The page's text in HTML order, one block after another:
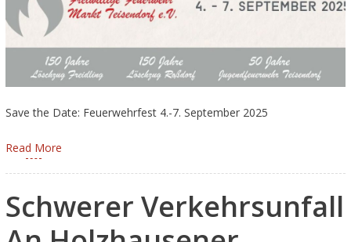
Save the Date: Feuerwehrfest 4.-7. September 2025
Read More
Schwerer Verkehrsunfall